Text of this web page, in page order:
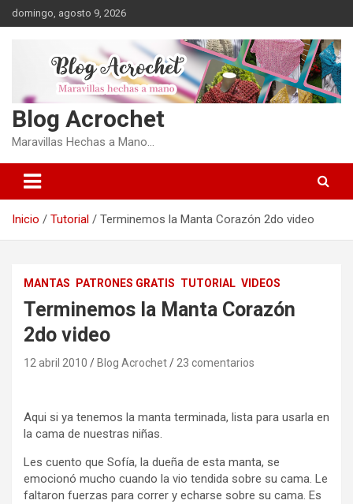
Saltar
al
domingo, agosto 9, 2026
Blog Acrochet
Maravillas Hechas a Mano…
Inicio Tutorial Terminemos la Manta Corazón 2do video
MANTAS PATRONES GRATIS TUTORIAL VIDEOS
Terminemos la Manta Corazón
2do video
12 abril 2010 Blog Acrochet 23 comentarios
Aqui si ya tenemos la manta terminada, lista para usarla en
la cama de nuestras niñas.
Les cuento que Sofía, la dueña de esta manta, se
emocionó mucho cuando la vio tendida sobre su cama. Le
faltaron fuerzas para correr y echarse sobre su cama. Es